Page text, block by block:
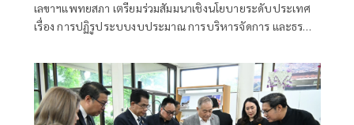
เลขาฯแพทยสภา เตรียมร่วมสัมมนาเชิงนโยบายระดับประเทศ
เรื่อง การปฏิรูประบบงบประมาณ การบริหารจัดการ และธร